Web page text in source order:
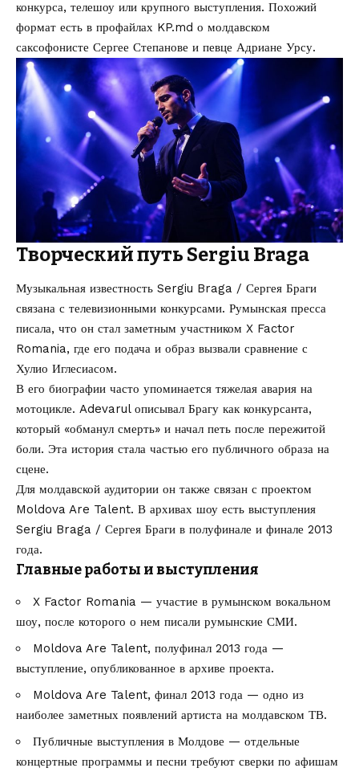
конкурса, телешоу или крупного выступления. Похожий
формат есть в профайлах KP.md о молдавском
саксофонисте Сергее Степанове и певце Адриане Урсу.
Творческий путь Sergiu Braga
Музыкальная известность Sergiu Braga / Сергея Браги
связана с телевизионными конкурсами. Румынская пресса
писала, что он стал заметным участником X Factor
Romania, где его подача и образ вызвали сравнение с
Хулио Иглесиасом.
В его биографии часто упоминается тяжелая авария на
мотоцикле. Adevarul описывал Брагу как конкурсанта,
который «обманул смерть» и начал петь после пережитой
боли. Эта история стала частью его публичного образа на
сцене.
Для молдавской аудитории он также связан с проектом
Moldova Are Talent. В архивах шоу есть выступления
Sergiu Braga / Сергея Браги в полуфинале и финале 2013
года.
Главные работы и выступления
X Factor Romania — участие в румынском вокальном
шоу, после которого о нем писали румынские СМИ.
Moldova Are Talent, полуфинал 2013 года —
выступление, опубликованное в архиве проекта.
Moldova Are Talent, финал 2013 года — одно из
наиболее заметных появлений артиста на молдавском ТВ.
Публичные выступления в Молдове — отдельные
концертные программы и песни требуют сверки по афишам